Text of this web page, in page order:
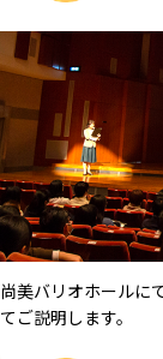
尚美バリオホールに
てご説明します。